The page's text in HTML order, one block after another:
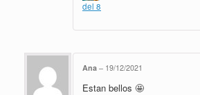
del 8
Ana – 19/12/2021
Estan bellos 🤩